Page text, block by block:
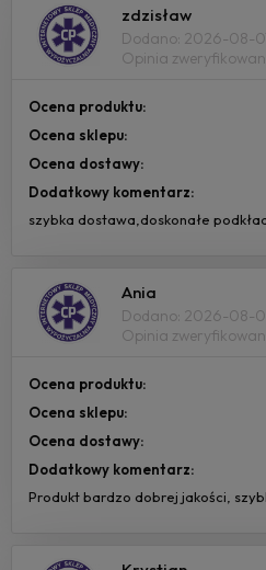
zdzisław
Dodano: 2026-08-
Opinia
Ocena produktu:
Ocena sklepu:
Ocena dostawy:
Dodatkowy komentarz:
szybka dostawa,doskonałe
Ania
Dodano: 2026-08-
Opinia
Ocena produktu:
Ocena sklepu:
Ocena dostawy:
Dodatkowy komentarz:
Produkt bardzo dobrej jakości,